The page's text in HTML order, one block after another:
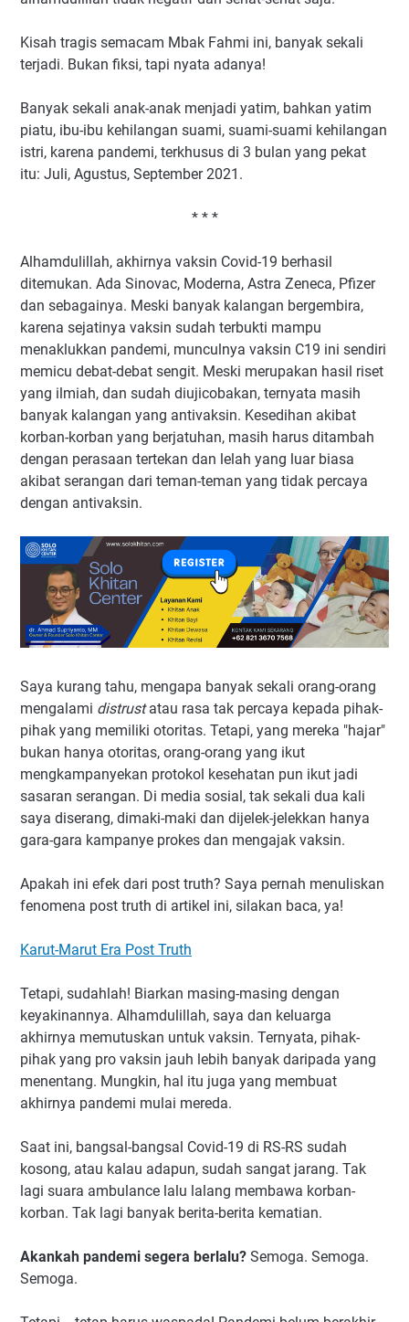
Kisah tragis semacam Mbak Fahmi ini, banyak sekali
terjadi. Bukan fiksi, tapi nyata adanya!
Banyak sekali anak-anak menjadi yatim, bahkan yatim
piatu, ibu-ibu kehilangan suami, suami-suami kehilangan
istri, karena pandemi, terkhusus di 3 bulan yang pekat
itu: Juli, Agustus, September 2021.
* * *
Alhamdulillah, akhirnya vaksin Covid-19 berhasil
ditemukan. Ada Sinovac, Moderna, Astra Zeneca, Pfizer
dan sebagainya. Meski banyak kalangan bergembira,
karena sejatinya vaksin sudah terbukti mampu
menaklukkan pandemi, munculnya vaksin C19 ini sendiri
memicu debat-debat sengit. Meski merupakan hasil riset
yang ilmiah, dan sudah diujicobakan, ternyata masih
banyak kalangan yang antivaksin. Kesedihan akibat
korban-korban yang berjatuhan, masih harus ditambah
dengan perasaan tertekan dan lelah yang luar biasa
akibat serangan dari teman-teman yang tidak percaya
dengan antivaksin.
Saya kurang tahu, mengapa banyak sekali orang-orang
mengalami distrustatau rasa tak percaya kepada pihak-
pihak yang memiliki otoritas. Tetapi, yang mereka "hajar"
bukan hanya otoritas, orang-orang yang ikut
mengkampanyekan protokol kesehatan pun ikut jadi
sasaran serangan. Di media sosial, tak sekali dua kali
saya diserang, dimaki-maki dan dijelek-jelekkan hanya
gara-gara kampanye prokes dan mengajak vaksin.
Apakah ini efek dari post truth? Saya pernah menuliskan
fenomena post truth di artikel ini, silakan baca, ya!
Karut-Marut Era Post Truth
Tetapi, sudahlah! Biarkan masing-masing dengan
keyakinannya. Alhamdulillah, saya dan keluarga
akhirnya memutuskan untuk vaksin. Ternyata, pihak-
pihak yang pro vaksin jauh lebih banyak daripada yang
menentang. Mungkin, hal itu juga yang membuat
akhirnya pandemi mulai mereda.
Saat ini, bangsal-bangsal Covid-19 di RS-RS sudah
kosong, atau kalau adapun, sudah sangat jarang. Tak
lagi suara ambulance lalu lalang membawa korban-
korban. Tak lagi banyak berita-berita kematian.
Akankah pandemi segera berlalu? Semoga. Semoga.
Semoga.